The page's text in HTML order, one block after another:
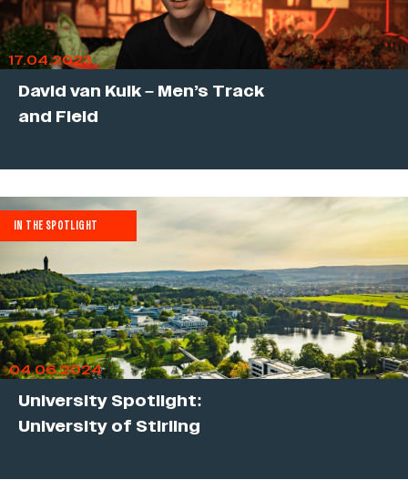
17.04.2023
David van Kuik – Men’s Track
and Field
IN THE SPOTLIGHT
04.06.2024
University Spotlight:
University of Stirling